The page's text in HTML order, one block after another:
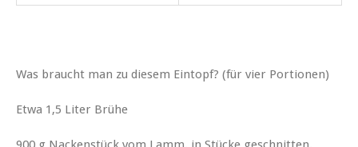
Was braucht man zu diesem Eintopf? (für vier Portionen)
Etwa 1,5 Liter Brühe